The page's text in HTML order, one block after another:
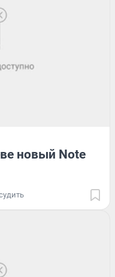
новый Note